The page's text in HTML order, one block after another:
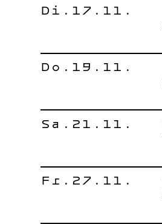
Di.17.11.
Do.19.11.
Sa.21.11.
Fr.27.11.